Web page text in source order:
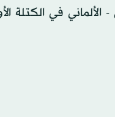
- الألماني في